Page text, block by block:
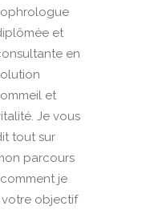
et
en
et
Je vous
tout sur
parcours
je
objectif